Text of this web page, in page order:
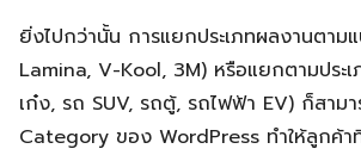
ยิ่งไปกว่านั้น การแยกประเภทผลงานตาม
Lamina, V-Kool, 3M) หรือแยกตามประ
เก๋ง, รถ SUV, รถตู้, รถไฟฟ้า EV) ก็สามา
Category ของ WordPress ทำให้ลูกค้าที่